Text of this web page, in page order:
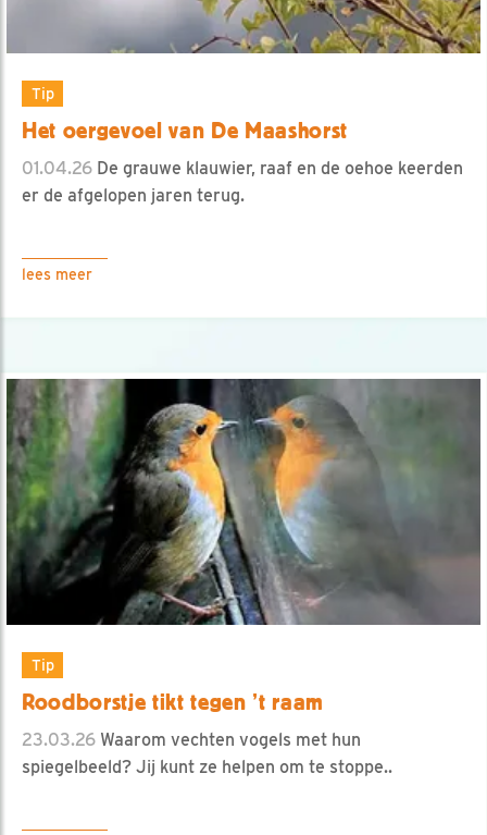
Tip
Het oergevoel van De Maashorst
01.04.26 De grauwe klauwier, raaf en de oehoe keerden
er de afgelopen jaren terug.
lees meer
Tip
Roodborstje tikt tegen ’t raam
23.03.26 Waarom vechten vogels met hun
spiegelbeeld? Jij kunt ze helpen om te stoppe..